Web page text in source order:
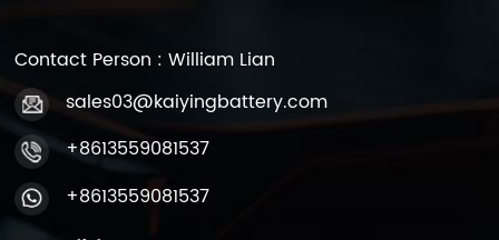
tecnológica, acumulando una rica experiencia de
rendimiento estable, precio moderado y fácil
mantenimiento hacen de las baterías VRLA la opción
preferida para los sistemas de energía de
seguridad, comodidad de uso y consideraciones de
costes, las baterías VRLA siguen manteniendo una
Contact Person : William Lian
sales03@kaiyingbattery.com
+8613559081537
+8613559081537